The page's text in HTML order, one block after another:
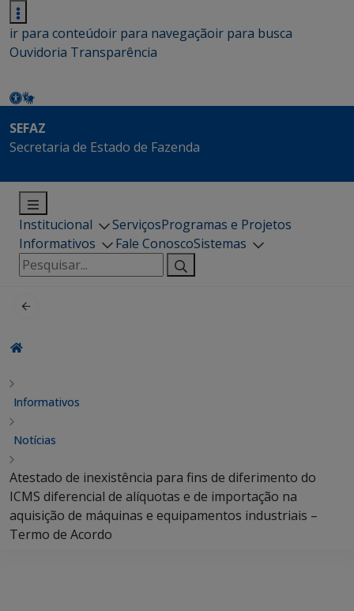
ir para conteúdoir para navegaçãoir para busca
Ouvidoria Transparência
SEFAZ
Secretaria de Estado de Fazenda
Institucional ServiçosProgramas e Projetos
Informativos
Fale ConoscoSistemas
Pesquisar
por:
Informativos
Notícias
Atestado de inexistência para fins de diferimento do
ICMS diferencial de alíquotas e de importação na
aquisição de máquinas e equipamentos industriais –
Termo de Acordo